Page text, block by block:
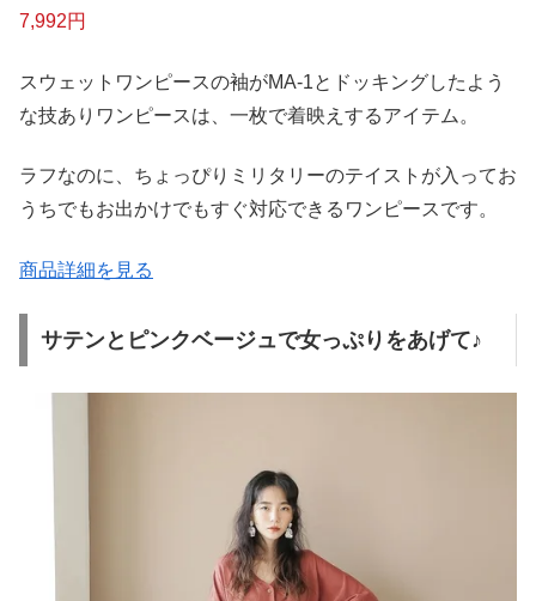
7,992円
スウェットワンピースの袖がMA-1とドッキングしたよう
な技ありワンピースは、一枚で着映えするアイテム。
ラフなのに、ちょっぴりミリタリーのテイストが入ってお
うちでもお出かけでもすぐ対応できるワンピースです。
商品詳細を見る
サテンとピンクベージュで女っぷりをあげて♪